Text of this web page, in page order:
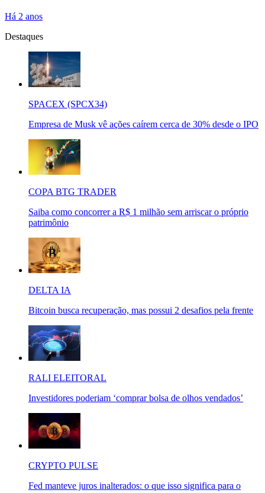
Há 2 anos
Destaques
SPACEX (SPCX34)
Empresa de Musk vê ações caírem cerca de 30% desde o IPO
COPA BTG TRADER
Saiba como concorrer a R$ 1 milhão sem arriscar o próprio
patrimônio
DELTA IA
Bitcoin busca recuperação, mas possui 2 desafios pela frente
RALI ELEITORAL
Investidores poderiam ‘comprar bolsa de olhos vendados’
CRYPTO PULSE
Fed manteve juros inalterados: o que isso significa para o